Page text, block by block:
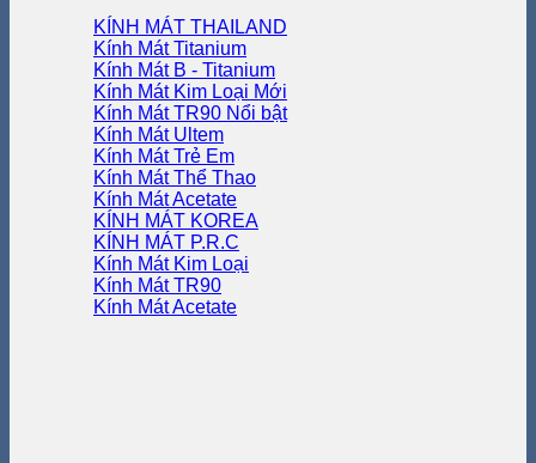
KÍNH MÁT THAILAND
Kính Mát Titanium
Kính Mát B - Titanium
Kính Mát Kim Loại
Kính Mát TR90
Kính Mát Ultem
Kính Mát Trẻ Em
Kính Mát Thể Thao
Kính Mát Acetate
KÍNH MÁT KOREA
KÍNH MÁT P.R.C
Kính Mát Kim Loại
Kính Mát TR90
Kính Mát Acetate